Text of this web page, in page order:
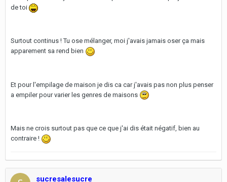
de toi
Surtout continus ! Tu ose mélanger, moi j'avais jamais oser ça mais
apparement sa rend bien
Et pour l'empilage de maison je dis ca car j'avais pas non plus penser
a empiler pour varier les genres de maisons
Mais ne crois surtout pas que ce que j'ai dis était négatif, bien au
contraire !
sucresalesucre